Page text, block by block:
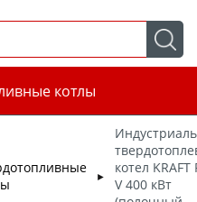
котлы
►
котел KRAFT
V 400 кВт